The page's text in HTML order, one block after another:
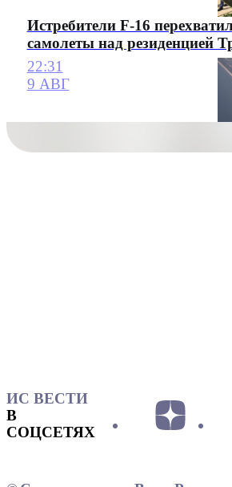
Истребители F-16
самолеты над резиденцией
22:31
9 АВГ
ИС ВЕСТИ
В
СОЦСЕТЯХ